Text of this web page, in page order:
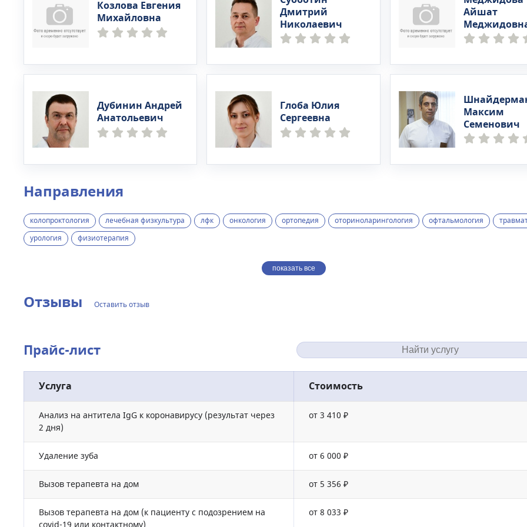
Козлова Евгения
Михайловна
Дмитрий
Николаевич
Айшат
Дубинин Андрей
Анатольевич
Глоба Юлия
Сергеевна
Максим
Семенович
Направления
колопроктология лечебная физкультура лфк онкология ортопедия оториноларингология офтальмология
урология
физиотерапия
показать все
Отзывы Оставить отзыв
Прайс-лист
Услуга Стоимость
Анализ на антитела IgG к коронавирусу (результат через
2 дня)
от 3 410 ₽
Удаление зуба от 6 000 ₽
Вызов терапевта на дом от 5 356 ₽
Вызов терапевта на дом (к пациенту с подозрением на
от 8 033 ₽